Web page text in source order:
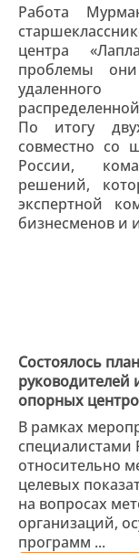
Работа
центра
проблемы они
По итогу
совместно со
России,
решений,
экспертной
бизнесменов и
Состоялось
руководителей
опорных
В рамках
относительно
целевых
на вопросах
организаций,
программ ...